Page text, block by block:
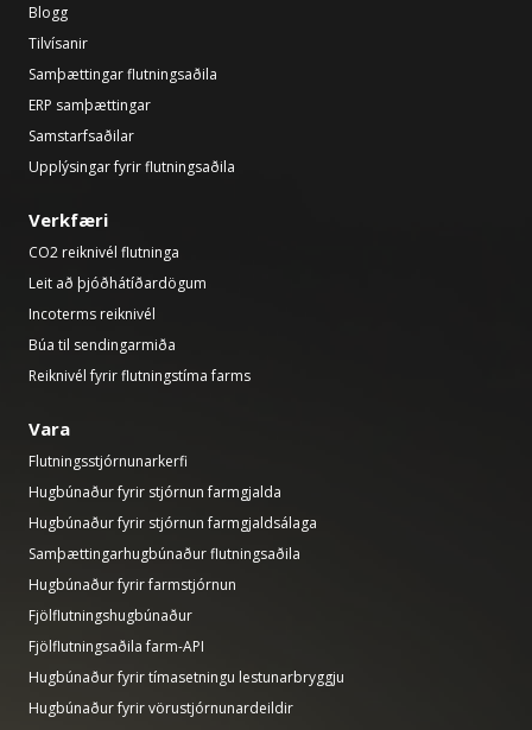
Blogg
Tilvísanir
Samþættingar flutningsaðila
ERP samþættingar
Samstarfsaðilar
Upplýsingar fyrir flutningsaðila
Verkfæri
CO2 reiknivél flutninga
Leit að þjóðhátíðardögum
Incoterms reiknivél
Búa til sendingarmiða
Reiknivél fyrir flutningstíma farms
Vara
Flutningsstjórnunarkerfi
Hugbúnaður fyrir stjórnun farmgjalda
Hugbúnaður fyrir stjórnun farmgjaldsálaga
Samþættingarhugbúnaður flutningsaðila
Hugbúnaður fyrir farmstjórnun
Fjölflutningshugbúnaður
Fjölflutningsaðila farm-API
Hugbúnaður fyrir tímasetningu lestunarbryggju
Hugbúnaður fyrir vörustjórnunardeildir